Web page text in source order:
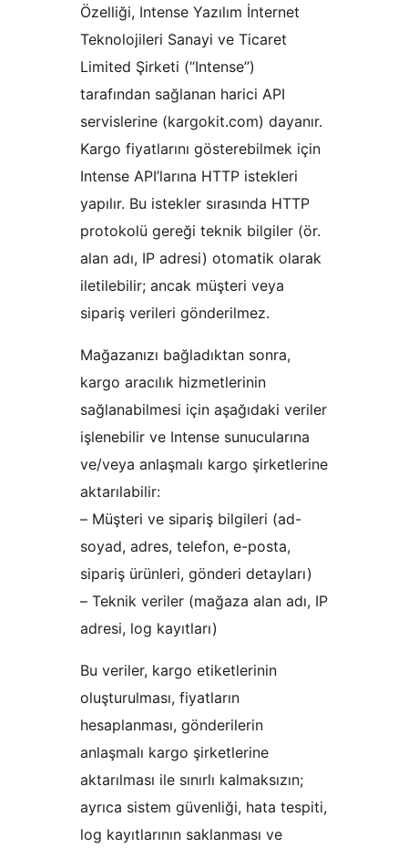
Özelliği, Intense Yazılım İnternet
Teknolojileri Sanayi ve Ticaret
Limited Şirketi (“Intense”)
tarafından sağlanan harici API
servislerine (kargokit.com) dayanır.
Kargo fiyatlarını gösterebilmek için
Intense API’larına HTTP istekleri
yapılır. Bu istekler sırasında HTTP
protokolü gereği teknik bilgiler (ör.
alan adı, IP adresi) otomatik olarak
iletilebilir; ancak müşteri veya
sipariş verileri gönderilmez.
Mağazanızı bağladıktan sonra,
kargo aracılık hizmetlerinin
sağlanabilmesi için aşağıdaki veriler
işlenebilir ve Intense sunucularına
ve/veya anlaşmalı kargo şirketlerine
aktarılabilir:
– Müşteri ve sipariş bilgileri (ad-
soyad, adres, telefon, e-posta,
sipariş ürünleri, gönderi detayları)
– Teknik veriler (mağaza alan adı, IP
adresi, log kayıtları)
Bu veriler, kargo etiketlerinin
oluşturulması, fiyatların
hesaplanması, gönderilerin
anlaşmalı kargo şirketlerine
aktarılması ile sınırlı kalmaksızın;
ayrıca sistem güvenliği, hata tespiti,
log kayıtlarının saklanması ve